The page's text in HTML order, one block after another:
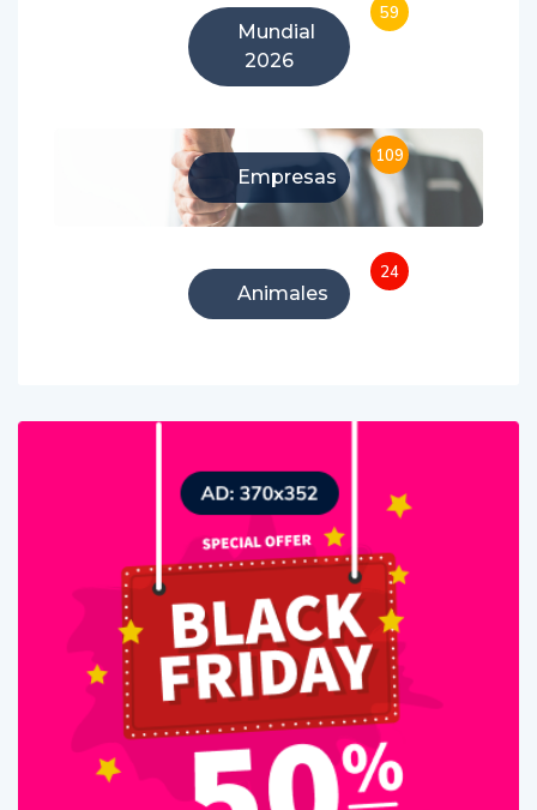
Mundial
2026
59
Empresas
109
Animales
24